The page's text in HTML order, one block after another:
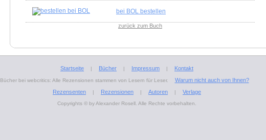
bei BOL bestellen
zurück zum Buch
Startseite | Bücher | Impressum | Kontakt
Bücher bei webcritics: Alle Rezensionen stammen von Lesern für Leser.
Warum nicht auch von Ihnen?
Rezensenten
| Rezensionen | Autoren | Verlage
Copyrights © by Alexander Rosell. Alle Rechte vorbehalten.